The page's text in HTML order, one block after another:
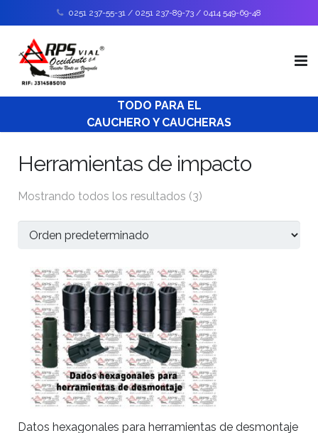
0251 237-55-31 / 0251 237-89-73 / 0414 549-69-48
Envíos
Contáctanos
TODO PARA EL
CAUCHERO Y CAUCHERAS
Herramientas de impacto
Mostrando todos los resultados (3)
Datos hexagonales para herramientas de desmontaje